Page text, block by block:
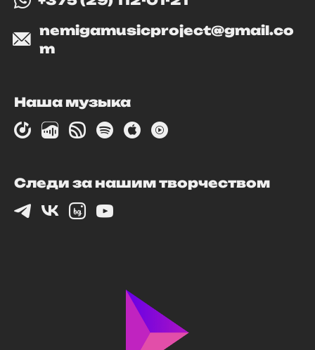
nemigamusicproject@gmail.co
m
Наша музыка
Следи за нашим творчеством